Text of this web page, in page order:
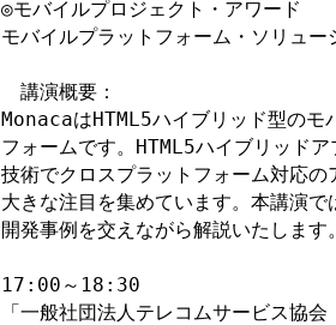
◎モバイルプロジェクト・アワード
モバイルプラットフォーム・ソリュー
講演概要：
MonacaはHTML5ハイブリッド型のモ
フォームです。HTML5ハイブリッド
技術でクロスプラットフォーム対応
大きな注目を集めています。本講演で
開発事例を交えながら解説いたします。
17:00～18:30